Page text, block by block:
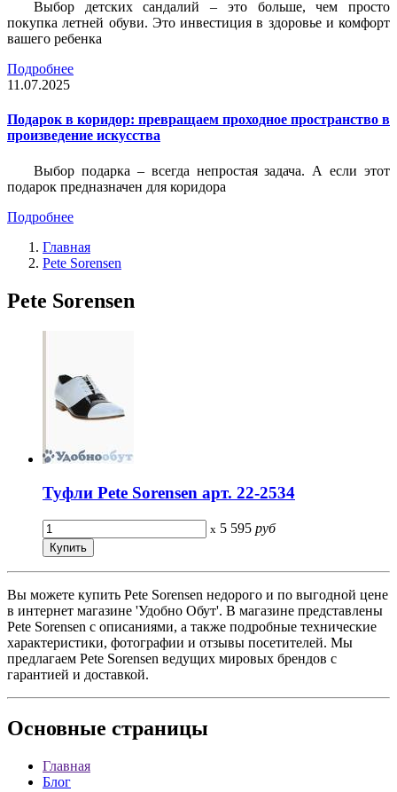
Выбор детских сандалий – это больше, чем просто
покупка летней обуви. Это инвестиция в здоровье и комфорт
вашего ребенка
Подробнее
11.07.2025
Подарок в коридор: превращаем проходное пространство в
произведение искусства
Выбор подарка – всегда непростая задача. А если этот
подарок предназначен для коридора
Подробнее
Главная
Pete Sorensen
Pete Sorensen
Туфли Pete Sorensen арт. 22-2534
x 5 595 руб
Вы можете купить Pete Sorensen недорого и по выгодной цене
в интернет магазине 'Удобно Обут'. В магазине представлены
Pete Sorensen с описаниями, а также подробные технические
характеристики, фотографии и отзывы посетителей. Мы
предлагаем Pete Sorensen ведущих мировых брендов с
гарантией и доставкой.
Основные страницы
Главная
Блог